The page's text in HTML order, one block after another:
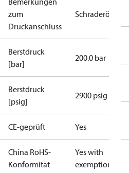
zum
Druckanschluss
Schraderöffner
Berstdruck
[bar]
200.0 bar
Berstdruck
[psig]
2900 psig
CE-geprüft Yes
China RoHS-
Konformität
Yes with
exemptions